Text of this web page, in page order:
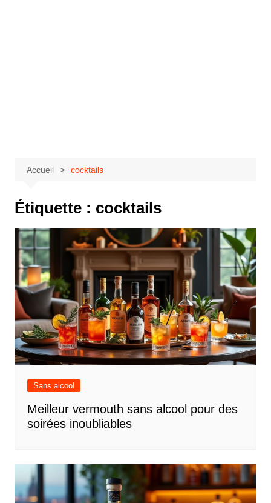
Accueil cocktails
Étiquette : cocktails
Sans alcool
Meilleur vermouth sans alcool pour des
soirées inoubliables